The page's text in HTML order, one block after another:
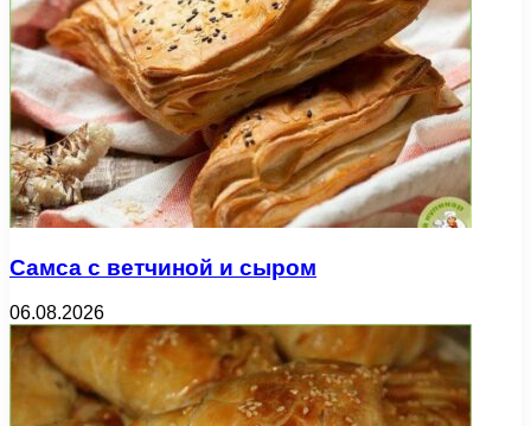
Самса с ветчиной и сыром
06.08.2026